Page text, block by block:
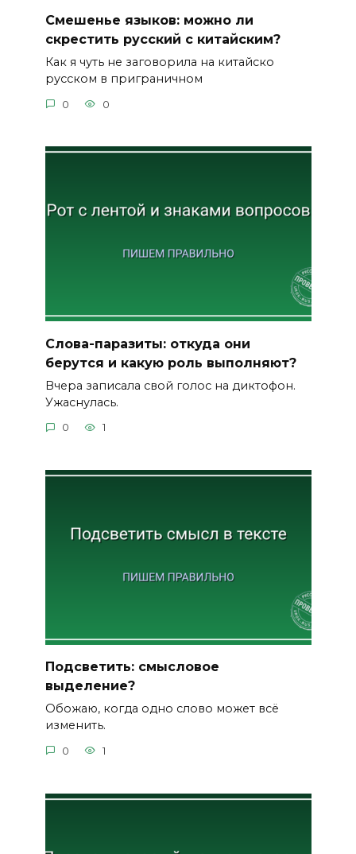
Смешенье языков: можно ли
скрестить русский с китайским?
Как я чуть не заговорила на китайско
русском в приграничном
0 0
Слова-паразиты: откуда они
берутся и какую роль выполняют?
Вчера записала свой голос на диктофон.
Ужаснулась.
0 1
Подсветить: смысловое
выделение?
Обожаю, когда одно слово может всё
изменить.
0 1